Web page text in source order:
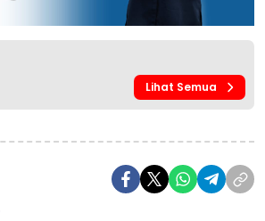
Lihat Semua